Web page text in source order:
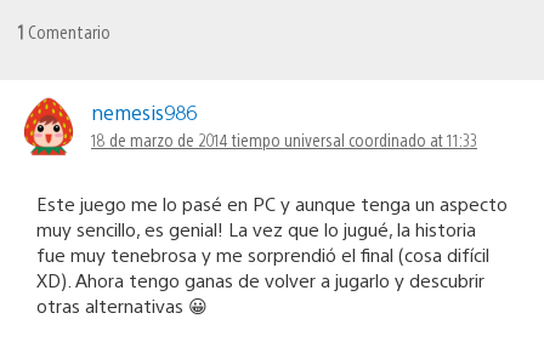
1 Comentario
nemesis986
18 de marzo de 2014 tiempo universal coordinado at 11:33
Este juego me lo pasé en PC y aunque tenga un aspecto
muy sencillo, es genial! La vez que lo jugué, la historia
fue muy tenebrosa y me sorprendió el final (cosa difícil
XD). Ahora tengo ganas de volver a jugarlo y descubrir
otras alternativas 😀